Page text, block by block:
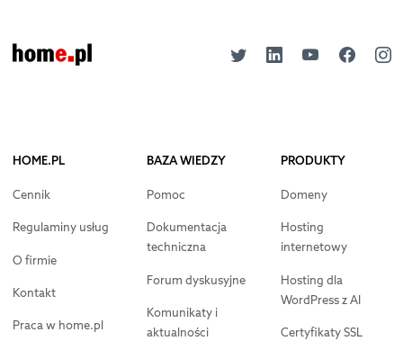
HOME.PL
Cennik
Regulaminy usług
O firmie
Kontakt
Praca w home.pl
BAZA WIEDZY
Pomoc
Dokumentacja
techniczna
Forum dyskusyjne
Komunikaty i
aktualności
PRODUKTY
Domeny
Hosting
internetowy
Hosting dla
WordPress z AI
Certyfikaty SSL